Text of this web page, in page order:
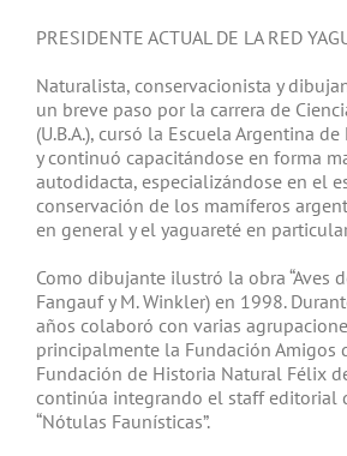
PRESIDENTE ACTUAL DE LA RED
Naturalista, conservacionista y
un breve paso por la carrera de
(U.B.A.), cursó la Escuela Argentina de
y continuó capacitándose en forma
autodidacta, especializándose en el
conservación de los mamíferos
en general y el yaguareté en
Como dibujante ilustró la obra “Aves
Fangauf y M. Winkler) en 1998.
años colaboró con varias
principalmente la Fundación Amigos
Fundación de Historia Natural Félix
continúa integrando el staff editorial
“Nótulas Faunísticas”.